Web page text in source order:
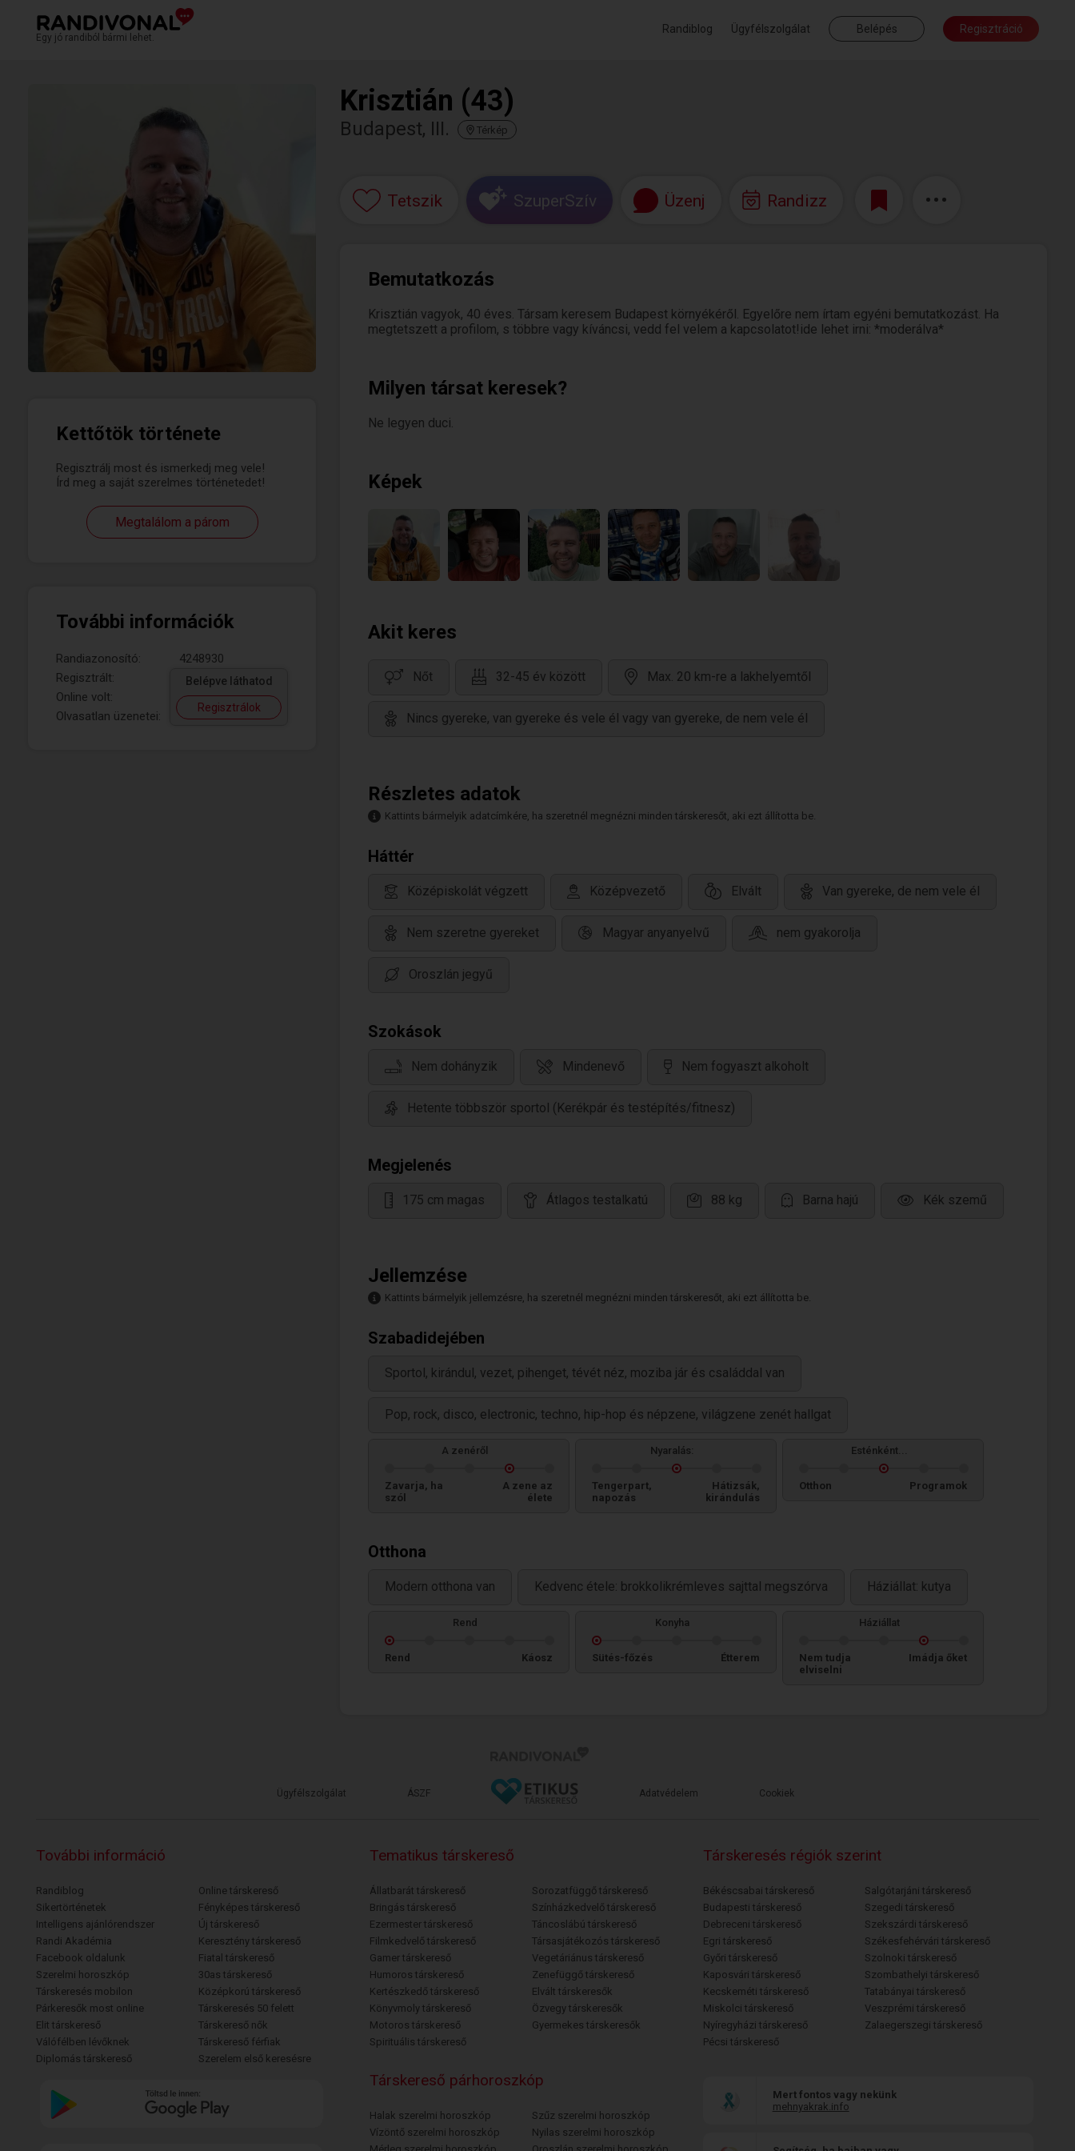
Egy jó randiból bármi lehet.
Randiblog Ügyfélszolgálat Belépés Regisztráció
Kettőtök története
Regisztrálj most és ismerkedj meg vele!
Írd meg a saját szerelmes történetedet!
Megtalálom a párom
További információk
Randiazonosító:
4248930
Regisztrált:
Online volt:
Olvasatlan üzenetei:
Belépve láthatod
Regisztrálok
Krisztián (43)
Budapest, III. Térkép
Tetszik SzuperSzív Üzenj Randizz
Bemutatkozás
Krisztián vagyok, 40 éves. Társam keresem Budapest környékéről. Egyelőre nem írtam egyéni bemutatkozást. Ha
megtetszett a profilom, s többre vagy kíváncsi, vedd fel velem a kapcsolatot!ide lehet irni: *moderálva*
Milyen társat keresek?
Ne legyen duci.
Képek
Akit keres
Nőt 32-45 év között Max. 20 km-re a lakhelyemtől
Nincs gyereke, van gyereke és vele él vagy van gyereke, de nem vele él
Részletes adatok
Kattints bármelyik adatcímkére, ha szeretnél megnézni minden társkeresőt, aki ezt állította be.
Háttér
Középiskolát végzett Középvezető Elvált Van gyereke, de nem vele él
Nem szeretne gyereket Magyar anyanyelvű nem gyakorolja
Oroszlán jegyű
Szokások
Nem dohányzik Mindenevő Nem fogyaszt alkoholt
Hetente többször sportol (Kerékpár és testépítés/fitnesz)
Megjelenés
175 cm magas Átlagos testalkatú 88 kg Barna hajú Kék szemű
Jellemzése
Kattints bármelyik jellemzésre, ha szeretnél megnézni minden társkeresőt, aki ezt állította be.
Szabadidejében
Sportol, kirándul, vezet, pihenget, tévét néz, moziba jár és családdal van
Pop, rock, disco, electronic, techno, hip-hop és népzene, világzene zenét hallgat
A zenéről
Zavarja, ha
szól
A zene az
élete
Nyaralás:
Tengerpart,
napozás
Hátizsák,
kirándulás
Esténként...
Otthon Programok
Otthona
Modern otthona van Kedvenc étele: brokkolikrémleves sajttal megszórva Háziállat: kutya
Rend
Rend Káosz
Konyha
Sütés-főzés Étterem
Háziállat
Nem tudja
elviselni
Imádja őket
Ügyfélszolgálat ÁSZF Adatvédelem Cookiek
További információ
Randiblog
Sikertörténetek
Intelligens ajánlórendszer
Randi Akadémia
Facebook oldalunk
Szerelmi horoszkóp
Társkeresés mobilon
Párkeresők most online
Elit társkereső
Válófélben lévőknek
Diplomás társkereső
Online társkereső
Fényképes társkereső
Új társkereső
Keresztény társkereső
Fiatal társkereső
30as társkereső
Középkorú társkereső
Társkeresés 50 felett
Társkereső nők
Társkereső férfiak
Szerelem első keresésre
Tematikus társkereső
Állatbarát társkereső
Bringás társkereső
Ezermester társkereső
Filmkedvelő társkereső
Gamer társkereső
Humoros társkereső
Kertészkedő társkereső
Könyvmoly társkereső
Motoros társkereső
Spirituális társkereső
Sorozatfüggő társkereső
Színházkedvelő társkereső
Táncoslábú társkereső
Társasjátékozós társkereső
Vegetáriánus társkereső
Zenefüggő társkereső
Elvált társkeresők
Özvegy társkeresők
Gyermekes társkeresők
Társkeresés régiók szerint
Békéscsabai társkereső
Budapesti társkereső
Debreceni társkereső
Egri társkereső
Győri társkereső
Kaposvári társkereső
Kecskeméti társkereső
Miskolci társkereső
Nyíregyházi társkereső
Pécsi társkereső
Salgótarjáni társkereső
Szegedi társkereső
Szekszárdi társkereső
Székesfehérvári társkereső
Szolnoki társkereső
Szombathelyi társkereső
Tatabányai társkereső
Veszprémi társkereső
Zalaegerszegi társkereső
Társkereső párhoroszkóp
Halak szerelmi horoszkóp
Vízöntő szerelmi horoszkóp
Szűz szerelmi horoszkóp
Nyilas szerelmi horoszkóp
Mert fontos vagy nekünk
mehnyakrak.info